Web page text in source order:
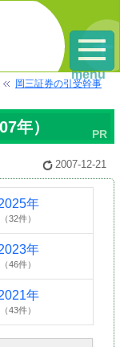
岡三証券の引受幹事
年）
2007-12-21
年
（32件）
年
（46件）
年
（43件）
menu